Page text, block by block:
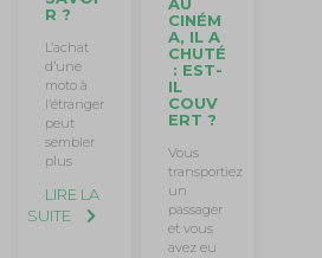
R ?
L’achat
d’une
moto à
l’étranger
peut
sembler
plus
LIRE LA
SUITE
AU
CINÉM
A, IL A
CHUTÉ
: EST-
IL
COUV
ERT ?
Vous
transportiez
un
passager
et vous
avez eu